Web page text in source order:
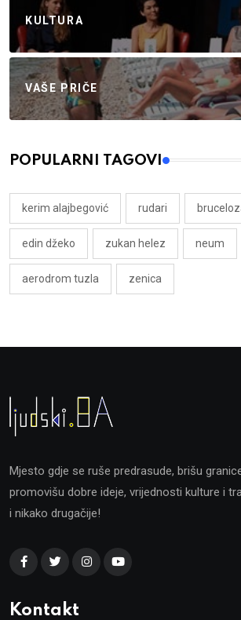
KULTURA
VAŠE PRIČE
POPULARNI TAGOVI
kerim alajbegović rudari
edin džeko zukan helez neum
aerodrom tuzla zenica
Mjesto gdje se ruše predrasude, brišu
promovišu dobre ideje, vrijednosti kulture i
i nikako drugačije!
Kontakt